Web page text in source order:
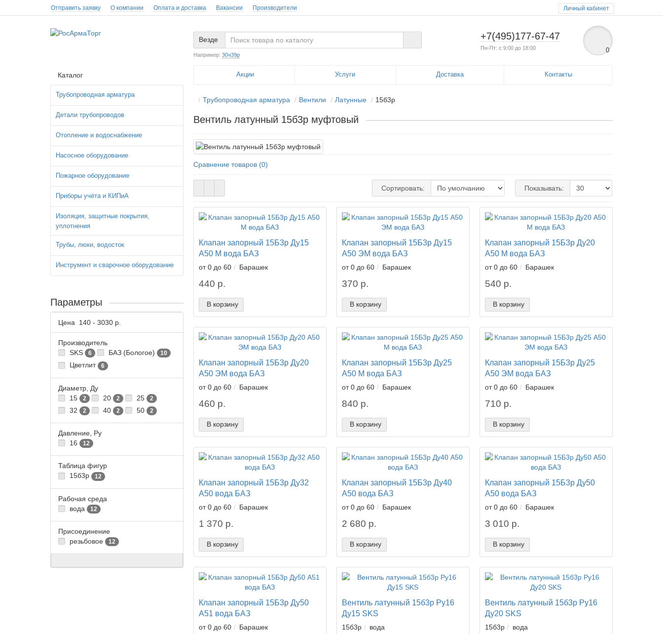
Личный кабинет
Отправить заявку О компании Оплата и доставка Вакансии Производители
+7(495)177-67-47
Пн-Пт: с 9:00 до 18:00 0
Везде
Например: 30ч39р
Акции Услуги Доставка Контакты
Каталог
Трубопроводная арматура
Детали трубопроводов
Отопление и водоснабжение
Насосное оборудование
Пожарное оборудование
Приборы учёта и КИПиА
Изоляция, защитные покрытия,
уплотнения
Трубы, люки, водосток
Инструмент и сварочное оборудование
Трубопроводная арматура Вентили Латунные 15б3р
Параметры
Цена 140 - 3030 р.
Производитель
SKS
6 БАЗ (Бологое) 10
Цветлит 6
Диаметр, Ду
15
2 20 2 25 2
32 2 40 2 50 2
Давление, Ру
16
12
Таблица фигур
15б3р
12
Рабочая среда
вода
12
Присоединение
резьбовое
12
Вентиль латунный 15б3р муфтовый
Сравнение товаров (0)
Сортировать: Показывать:
Клапан запорный 15Б3р Ду15
А50 М вода БАЗ
от 0 до 60 Барашек
440 р.
В корзину
Клапан запорный 15Б3р Ду15
А50 ЭМ вода БАЗ
от 0 до 60 Барашек
370 р.
В корзину
Клапан запорный 15Б3р Ду20
А50 М вода БАЗ
от 0 до 60 Барашек
540 р.
В корзину
Клапан запорный 15Б3р Ду20
А50 ЭМ вода БАЗ
от 0 до 60 Барашек
460 р.
В корзину
Клапан запорный 15Б3р Ду25
А50 М вода БАЗ
от 0 до 60 Барашек
840 р.
В корзину
Клапан запорный 15Б3р Ду25
А50 ЭМ вода БАЗ
от 0 до 60 Барашек
710 р.
В корзину
Клапан запорный 15Б3р Ду32
А50 вода БАЗ
от 0 до 60 Барашек
1 370 р.
В корзину
Клапан запорный 15Б3р Ду40
А50 вода БАЗ
от 0 до 60 Барашек
2 680 р.
В корзину
Клапан запорный 15Б3р Ду50
А50 вода БАЗ
от 0 до 60 Барашек
3 010 р.
В корзину
Клапан запорный 15Б3р Ду50
А51 вода БАЗ
от 0 до 60 Барашек
Вентиль латунный 15б3р Ру16
Ду15 SKS
15б3р вода
Вентиль латунный 15б3р Ру16
Ду20 SKS
15б3р вода